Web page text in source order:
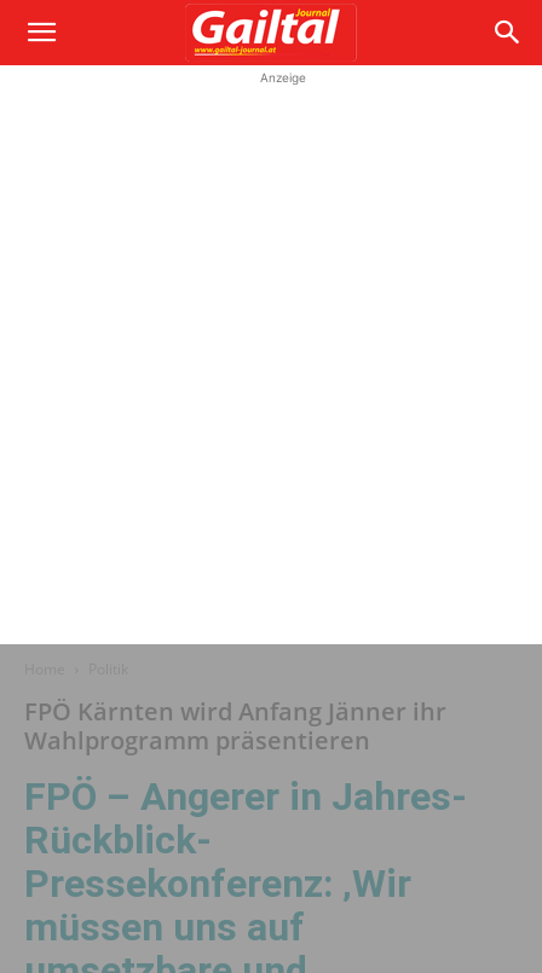
Anzeige
FPÖ Kärnten wird Anfang Jänner ihr
Wahlprogramm präsentieren
FPÖ – Angerer in Jahres-
Rückblick-
Pressekonferenz: ‚Wir
müssen uns auf